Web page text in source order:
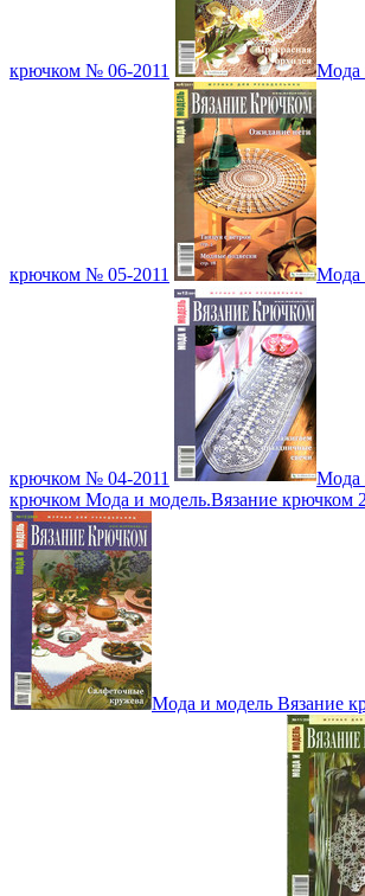
крючком № 06-2011 Мода
крючком № 05-2011 Мода
крючком № 04-2011
Мода
крючком Мода и модель.Вязание крючком
Мода и модель Вязание